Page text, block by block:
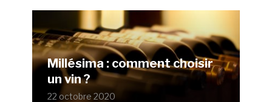
Millésima : comment choisir
un vin ?
22 octobre 2020